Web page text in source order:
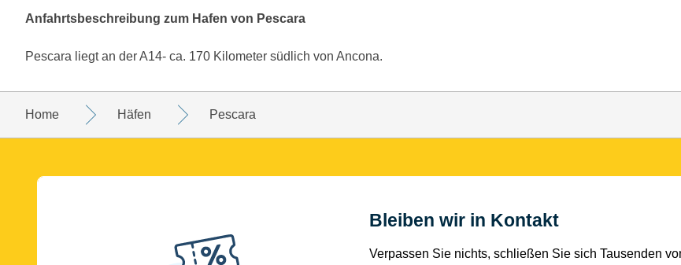
Anfahrtsbeschreibung zum Hafen von Pescara
Pescara liegt an der A14- ca. 170 Kilometer südlich von Ancona.
Home Häfen Pescara
Bleiben wir in Kontakt
Verpassen Sie nichts, schließen Sie sich Tausenden